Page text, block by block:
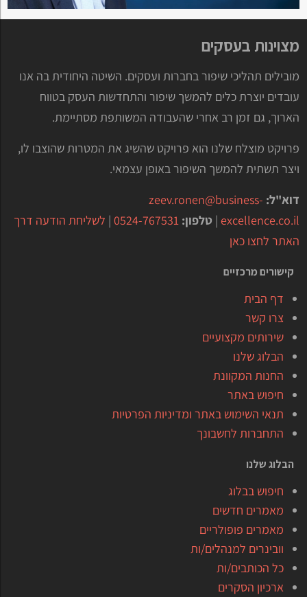
מצוינות בעסקים
מובילים תהליכי שיפור בחברות ועסקים. השיטה היחודית בה אנו
עובדים יוצרת כלים להמשך שיפור והתחדשות העסק בטווח
הארוך, גם זמן רב אחרי שהעבודה המשותפת מסתיימת.
פרויקט מוצלח שלנו הוא פרויקט שהשיג את המטרות שהוצבו לו,
ויצר תשתית להמשך השיפור באופן עצמאי.
דוא"ל: zeev.ronen@business-
excellence.co.il
| טלפון: 0524-767531
| לשליחת הודעה דרך
האתר לחצו כאן
קישורים מרכזיים
דף הבית
צרו קשר
שירותים מקצועיים
הבלוג שלנו
החנות המקוונת
חיפוש באתר
תנאי השימוש באתר ומדיניות הפרטיות
התחברות לחשבונך
הבלוג שלנו
חיפוש בבלוג
מאמרים חדשים
מאמרים פופולריים
וובינרים למנהלים/ות
כל הכותבים/ות
ארכיון הסקרים